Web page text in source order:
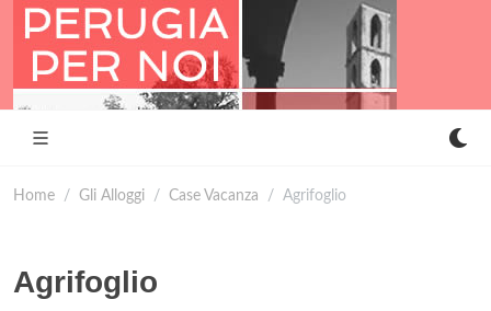
Home Gli Alloggi Case Vacanza Agrifoglio
Agrifoglio